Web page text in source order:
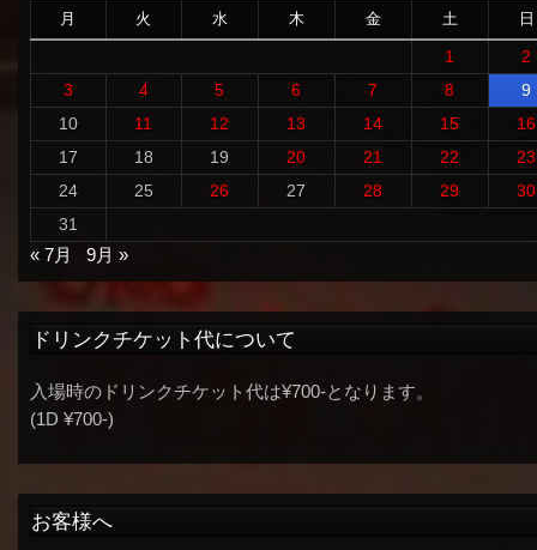
月 火 水 木 金 土 日
1
2
3
4 5 6 7 8
9
10
11 12 13 14 15
16
17
18 19 20 21 22
23
24
25 26 27 28 29
30
31
« 7月
9月 »
ドリンクチケット代について
入場時のドリンクチケット代は¥700-となります。
(1D ¥700-)
お客様へ